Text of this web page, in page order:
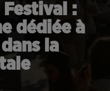
Festival :
dédiée à
la